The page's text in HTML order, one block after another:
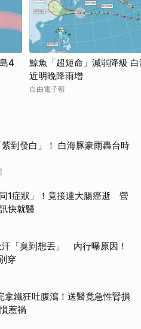
4
鯨魚「超短命」減弱降級
近明晚降雨增
自由電子報
到發白」！ 白海豚豪雨轟台時
1症狀」！竟接連大腸癌逝 營
快就醫
「臭到想丟」 內行曝原因！
穿
拿鐵狂吐腹瀉！送醫竟急性腎損
惹禍